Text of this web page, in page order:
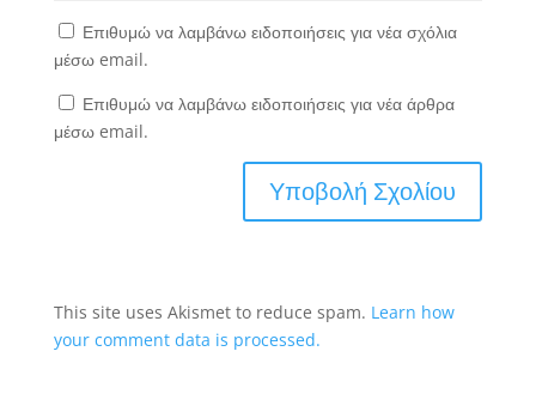
Επιθυμώ να λαμβάνω ειδοποιήσεις για νέα σχόλια
μέσω email.
Επιθυμώ να λαμβάνω ειδοποιήσεις για νέα άρθρα
μέσω email.
This site uses Akismet to reduce spam. Learn how
your comment data is processed.